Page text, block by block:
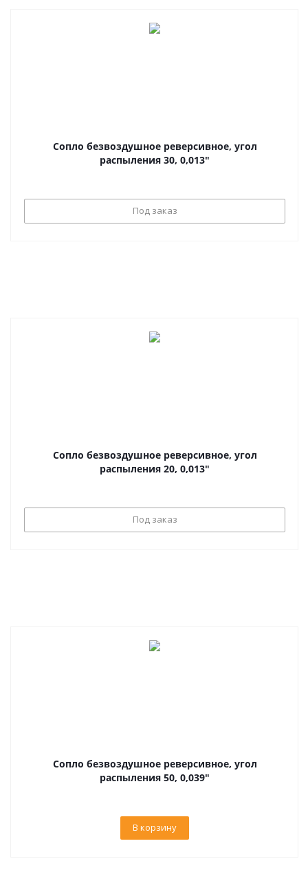
Сопло безвоздушное реверсивное, угол
распыления 30, 0,013"
Под заказ
Сопло безвоздушное реверсивное, угол
распыления 20, 0,013"
Под заказ
Сопло безвоздушное реверсивное, угол
распыления 50, 0,039"
В корзину